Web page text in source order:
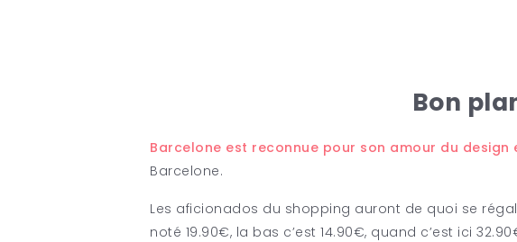
Bon
Barcelone est reconnue pour son amour du design
Barcelone.
Les aficionados du shopping auront de quoi se
noté 19.90€, la bas c’est 14.90€, quand c’est ici